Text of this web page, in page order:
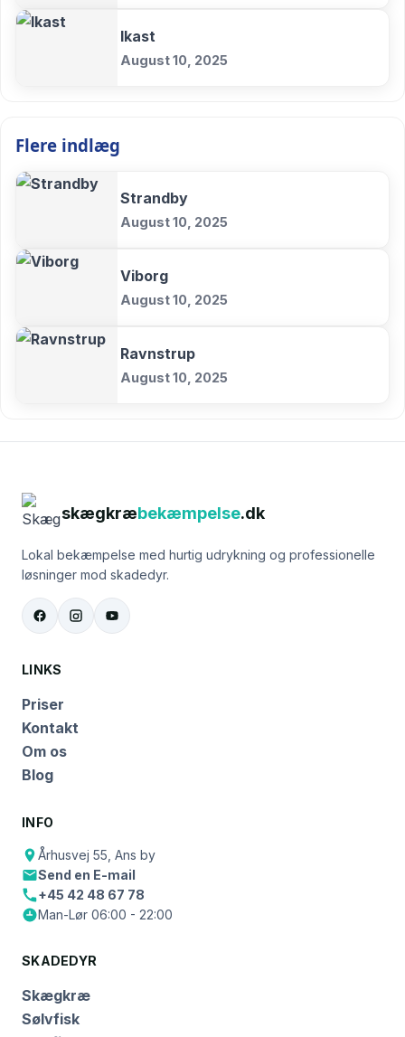
Ikast
August 10, 2025
Flere indlæg
Strandby
August 10, 2025
Viborg
August 10, 2025
Ravnstrup
August 10, 2025
skægkræbekæmpelse.dk
Lokal bekæmpelse med hurtig udrykning og professionelle
løsninger mod skadedyr.
LINKS
Priser
Kontakt
Om os
Blog
INFO
Århusvej 55, Ans by
Send en E-mail
+45 42 48 67 78
Man-Lør 06:00 - 22:00
SKADEDYR
Skægkræ
Sølvfisk